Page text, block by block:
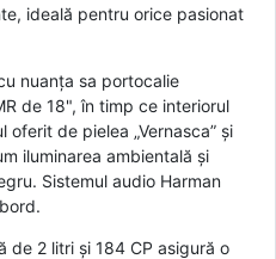
ideală pentru orice pasionat
nuanța sa portocalie
de 18", în timp ce interiorul
de pielea „Vernasca” și
iluminarea ambientală și
Sistemul audio Harman
de 2 litri și 184 CP asigură o